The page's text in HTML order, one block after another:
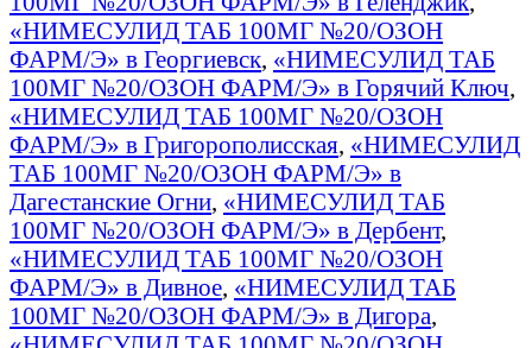
«НИМЕСУЛИД ТАБ 100МГ №20/ОЗОН
ФАРМ/Э» в Георгиевск, «НИМЕСУЛИД ТАБ
100МГ №20/ОЗОН ФАРМ/Э» в Горячий Ключ,
«НИМЕСУЛИД ТАБ 100МГ №20/ОЗОН
ФАРМ/Э» в Григорополисская, «НИМЕСУЛИД
ТАБ 100МГ №20/ОЗОН ФАРМ/Э» в
Дагестанские Огни, «НИМЕСУЛИД ТАБ
100МГ №20/ОЗОН ФАРМ/Э» в Дербент,
«НИМЕСУЛИД ТАБ 100МГ №20/ОЗОН
ФАРМ/Э» в Дивное, «НИМЕСУЛИД ТАБ
100МГ №20/ОЗОН ФАРМ/Э» в Дигора,